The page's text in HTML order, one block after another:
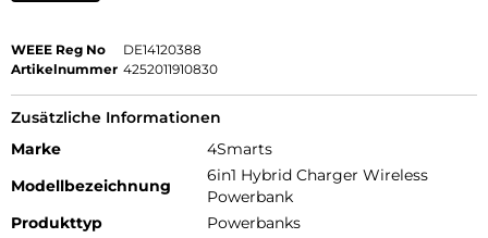
WEEE Reg No
DE14120388
Artikelnummer 4252011910830
Zusätzliche Informationen
Marke
4Smarts
Modellbezeichnung
6in1 Hybrid Charger Wireless
Powerbank
Produkttyp
Powerbanks